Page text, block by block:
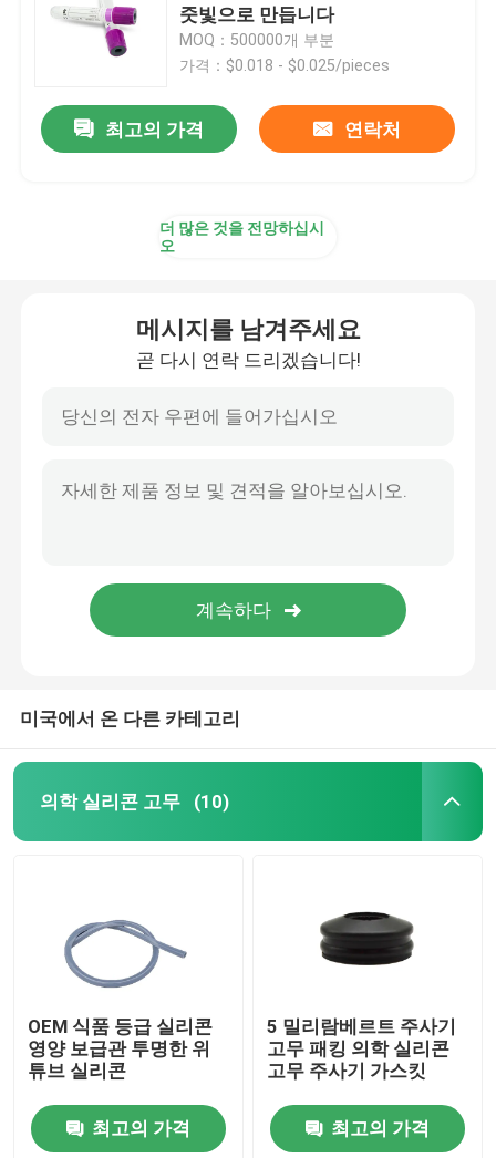
주사기 부속물
채혈 부속물
할로겐화부틸 고무
의학 실리콘 튜브
드래인 파이프
주입 튜브
줏빛으로 만듭니다
MOQ：500000개 부분
가격：$0.018 - $0.025/pieces
최고의 가격 연락처
더 많은 것을 전망하십시
오
메시지를 남겨주세요
곧 다시 연락 드리겠습니다!
미국에서 온 다른 카테고리
의학 실리콘 고무 (10)
OEM 식품 등급 실리콘
영양 보급관 투명한 위
튜브 실리콘
최고의 가격
5 밀리람베르트 주사기
고무 패킹 의학 실리콘
고무 주사기 가스킷
최고의 가격